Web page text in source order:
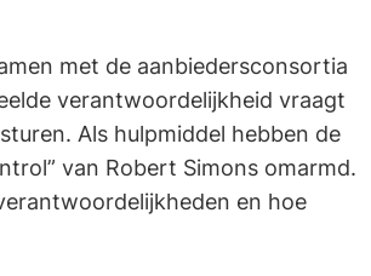
met de aanbiedersconsortia
verantwoordelijkheid vraagt
Als hulpmiddel hebben de
van Robert Simons omarmd.
en hoe